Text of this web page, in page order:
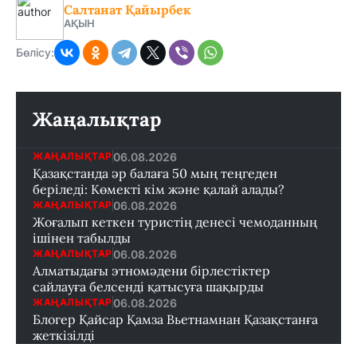
Салтанат Қайырбек
АҚЫН
Бөлісу:
Жаңалықтар
ЖАҢАЛЫҚТАР 06.08.2026
Қазақстанда әр балаға 50 мың теңгеден
беріледі: Көмекті кім және қалай алады?
ЖАҢАЛЫҚТАР 06.08.2026
Жоғалып кеткен туристің денесі чемоданның
ішінен табылды
ЖАҢАЛЫҚТАР 06.08.2026
Алматыдағы этномәдени бірлестіктер
сайлауға белсенді қатысуға шақырды
ЖАҢАЛЫҚТАР 06.08.2026
Блогер Қайсар Қамза Вьетнамнан Қазақстанға
жеткізілді